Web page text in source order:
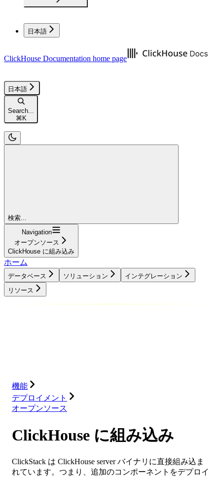
日本語
ClickHouse Documentation home page
日本語
Search...
⌘ K
検索...
Navigation
オープンソース
ClickHouse に組み込み
ホーム
データベース ソリューション
インテグレーション
リソース
機能
デプロイメント
オープンソース
ClickHouse に組み込み
ClickStack は ClickHouse server バイナリに直接組み込ま
れています。つまり、追加のコンポーネントをデプロイ